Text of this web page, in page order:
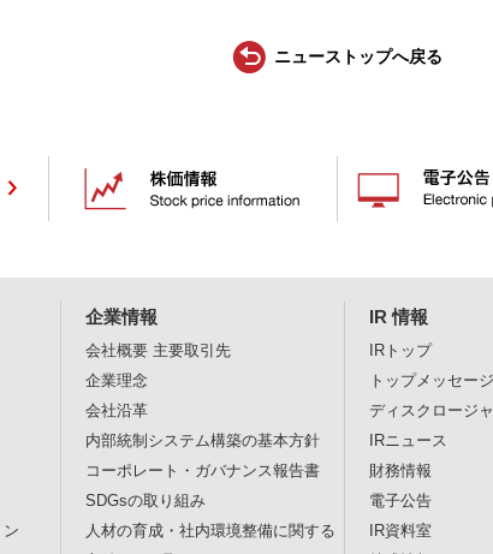
ニューストップへ戻る
ン
企業情報
会社概要 主要取引先
企業理念
会社沿革
内部統制システム構築の基本方針
コーポレート・ガバナンス報告書
SDGsの取り組み
人材の育成・社内環境整備に関する
IR 情報
IRトップ
トップメッセージ
ディスクロージ
IRニュース
財務情報
電子公告
IR資料室